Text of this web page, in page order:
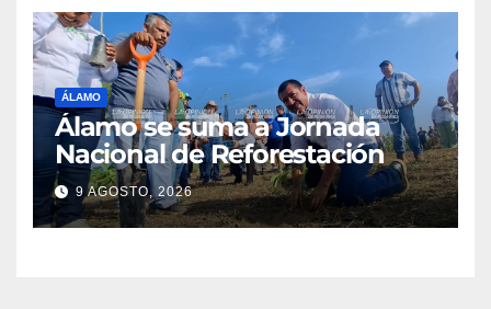
ÁLAMO
Álamo se suma a Jornada
Nacional de Reforestación
9 AGOSTO, 2026